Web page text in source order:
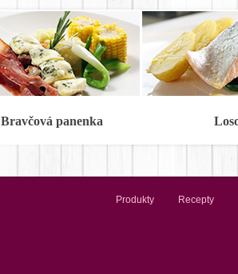
Bravčová panenka
Produkty Recepty